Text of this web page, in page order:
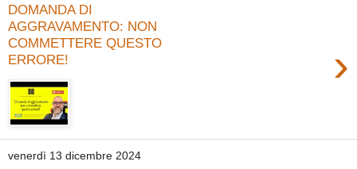
DOMANDA DI
AGGRAVAMENTO: NON
COMMETTERE QUESTO
ERRORE!
›
venerdì 13 dicembre 2024